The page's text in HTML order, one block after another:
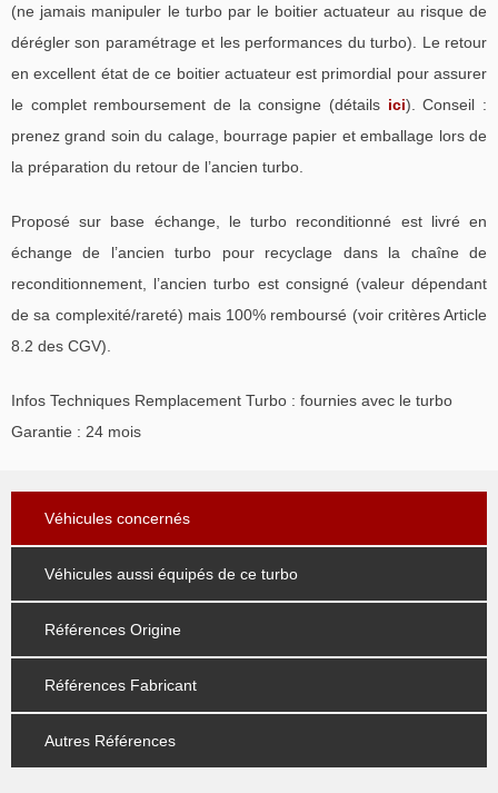
(ne jamais manipuler le turbo par le boitier actuateur au risque de
dérégler son paramétrage et les performances du turbo). Le retour
en excellent état de ce boitier actuateur est primordial pour assurer
le complet remboursement de la consigne (détails ici). Conseil :
prenez grand soin du calage, bourrage papier et emballage lors de
la préparation du retour de l’ancien turbo.
Proposé sur base échange, le turbo reconditionné est livré en
échange de l’ancien turbo pour recyclage dans la chaîne de
reconditionnement, l’ancien turbo est consigné (valeur dépendant
de sa complexité/rareté) mais 100% remboursé (voir critères Article
8.2 des CGV).
Infos Techniques Remplacement Turbo : fournies avec le turbo
Garantie : 24 mois
Véhicules concernés
Véhicules aussi équipés de ce turbo
Références Origine
Références Fabricant
Autres Références